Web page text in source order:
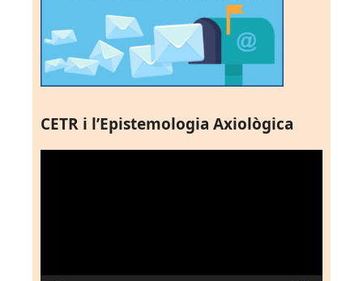
CETR i l’Epistemologia Axiològica